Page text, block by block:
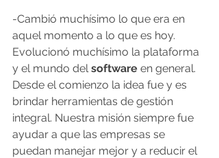
-Cambió muchísimo lo que era en
aquel momento a lo que es hoy.
Evolucionó muchísimo la plataforma
y el mundo del software en general.
Desde el comienzo la idea fue y es
brindar herramientas de gestión
integral. Nuestra misión siempre fue
ayudar a que las empresas se
puedan manejar mejor y a reducir el